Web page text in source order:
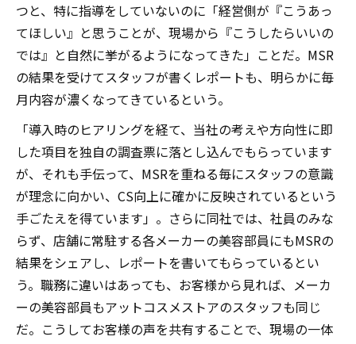
つと、特に指導をしていないのに「経営側が『こうあっ
てほしい』と思うことが、現場から『こうしたらいいの
では』と自然に挙がるようになってきた」ことだ。MSR
の結果を受けてスタッフが書くレポートも、明らかに毎
月内容が濃くなってきているという。
「導入時のヒアリングを経て、当社の考えや方向性に即
した項目を独自の調査票に落とし込んでもらっています
が、それも手伝って、MSRを重ねる毎にスタッフの意識
が理念に向かい、CS向上に確かに反映されているという
手ごたえを得ています」。さらに同社では、社員のみな
らず、店舗に常駐する各メーカーの美容部員にもMSRの
結果をシェアし、レポートを書いてもらっているとい
う。職務に違いはあっても、お客様から見れば、メーカ
ーの美容部員もアットコスメストアのスタッフも同じ
だ。こうしてお客様の声を共有することで、現場の一体